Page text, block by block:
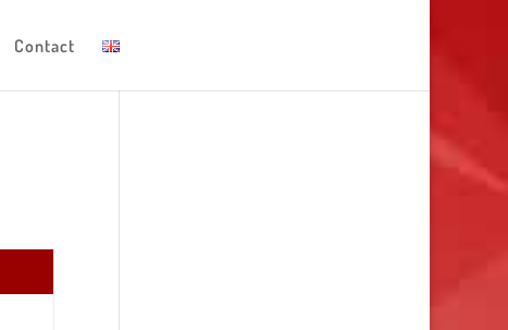
Contact